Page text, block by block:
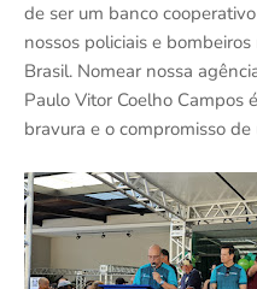
de ser um banco
nossos policiais e
Brasil. Nomear nossa
Paulo Vitor Coelho Campos
bravura e o compromisso